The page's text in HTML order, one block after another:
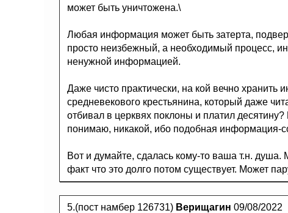
может быть уничтожена.\
Любая информация может быть затерта,
просто неизбежный, а необходимый процесс,
ненужной информацией.
Даже чисто практически, на кой вечно хранить
средневекового крестьянина, который даже
отбивал в церквях поклоны и платил десятину?
понимаю, никакой, ибо подобная информация-
Вот и думайте, сдалась кому-то ваша т.н. душа.
факт что это долго потом существует. Может
5.(пост намбер 126731) Верищагин 09/08/2022